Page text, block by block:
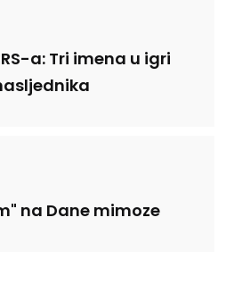
a: Tri imena u igri
na Dane mimoze